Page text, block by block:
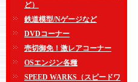
ど）
鉄道模型/Nゲージなど
DVDコーナー
売切御免！激レアコーナー
OSエンジン各種
SPEED WARKS（スピードワ